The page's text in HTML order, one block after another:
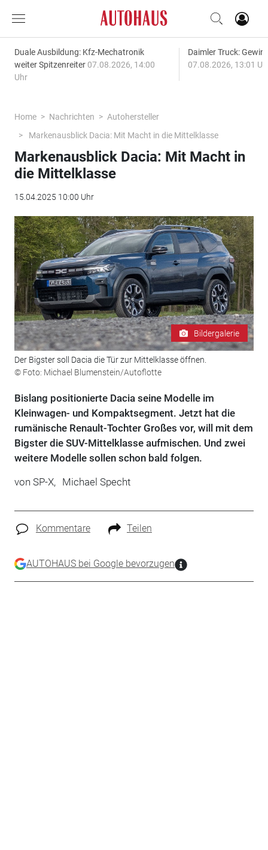
Duale Ausbildung: Kfz-Mechatronik
weiter Spitzenreiter 07.08.2026, 14:00
Uhr
Daimler Truck:
07.08.2026, 13:01
Home Nachrichten
Autohersteller
Markenausblick Dacia: Mit Macht in die Mittelklasse
Markenausblick Dacia: Mit Macht in
die Mittelklasse
15.04.2025 10:00 Uhr
Bildergalerie
Der Bigster soll Dacia die Tür zur Mittelklasse öffnen.
© Foto: Michael Blumenstein/Autoflotte
Bislang positionierte Dacia seine Modelle im
Kleinwagen- und Kompaktsegment. Jetzt hat die
rumänische Renault-Tochter Großes vor, will mit dem
Bigster die SUV-Mittelklasse aufmischen. Und zwei
weitere Modelle sollen schon bald folgen.
von SP-X, Michael Specht
Kommentare Teilen
AUTOHAUS bei Google bevorzugen